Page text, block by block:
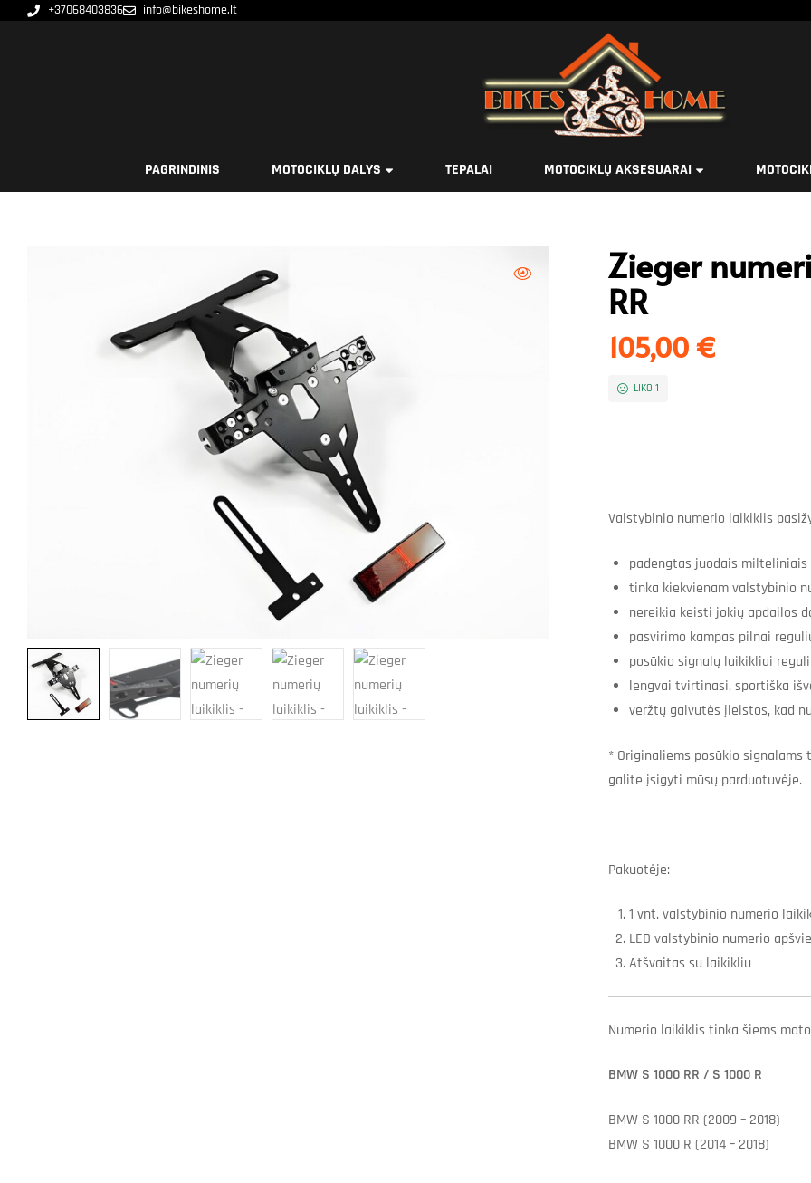
+37068403836 info@bikeshome.lt
PAGRINDINIS MOTOCIKLŲ DALYS TEPALAI MOTOCIKLŲ AKSESUARAI
Zieger
RR
105,00€
LIKO 1
Valstybinio numerio laikiklis
padengtas juodais milteliniais
tinka kiekvienam valstybinio
nereikia keisti jokių apdailos
pasvirimo kampas pilnai
posūkio signalų laikikliai
lengvai tvirtinasi, sportiška
veržtų galvutės įleistos, kad
* Originaliems posūkio
galite įsigyti mūsų parduotuvėje.
Pakuotėje:
1 vnt. valstybinio numerio
LED valstybinio numerio
Atšvaitas su laikikliu
Numerio laikiklis tinka šiems
BMW S 1000 RR / S 1000 R
BMW S 1000 RR (2009 – 2018)
BMW S 1000 R (2014 – 2018)